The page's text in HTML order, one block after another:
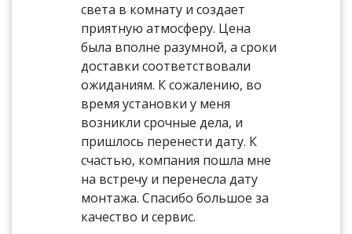
света в комнату и создает
приятную атмосферу. Цена
была вполне разумной, а сроки
доставки соответствовали
ожиданиям. К сожалению, во
время установки у меня
возникли срочные дела, и
пришлось перенести дату. К
счастью, компания пошла мне
на встречу и перенесла дату
монтажа. Спасибо большое за
качество и сервис.